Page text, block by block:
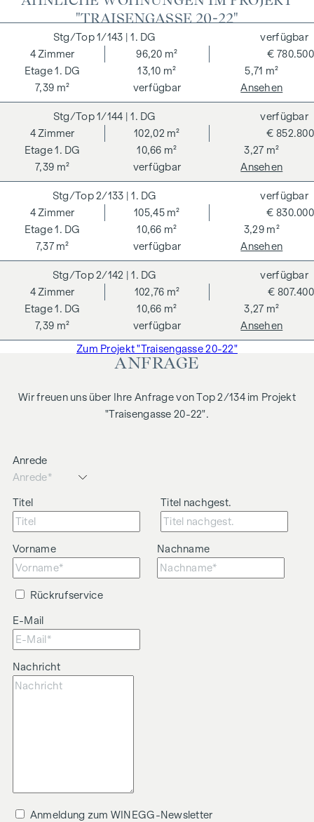
"TRAISENGASSE 20-22"
1/143 | 1. DG
1. DG
4Zimmer
96,20 m²
13,10 m²
5,71 m²
7,39 m²
€ 780.500
verfügbar
verfügbar
Ansehen
1/144 | 1. DG
1. DG
4Zimmer
102,02 m²
10,66 m²
3,27 m²
7,39 m²
€ 852.800
verfügbar
verfügbar
Ansehen
2/133 | 1. DG
1. DG
4Zimmer
105,45 m²
10,66 m²
3,29 m²
7,37 m²
€ 830.000
verfügbar
verfügbar
Ansehen
2/142 | 1. DG
1. DG
4Zimmer
102,76 m²
10,66 m²
3,27 m²
7,39 m²
€ 807.400
verfügbar
verfügbar
Ansehen
Zum Projekt "Traisengasse 20-22"
ANFRAGE
Wir freuen uns über Ihre Anfrage von Top 2/134 im Projekt
"Traisengasse 20-22".
Anrede
Titel Titel nachgest.
Vorname Nachname
Rückrufservice
E-Mail
Nachricht
Anmeldung zum WINEGG-Newsletter